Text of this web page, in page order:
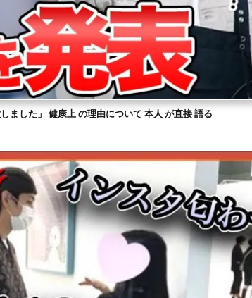
ました」 健康上 の理由について 本人 が直接 語る